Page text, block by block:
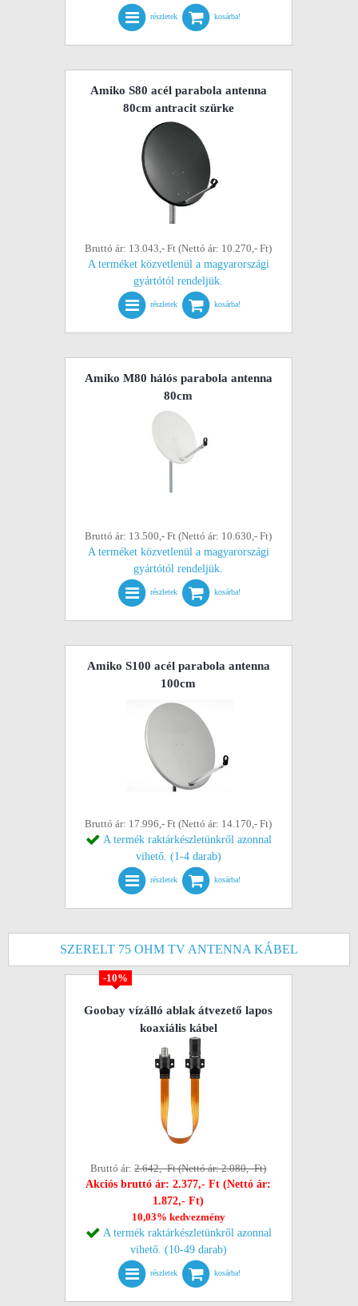
részletek kosárba!
Amiko S80 acél parabola antenna
80cm antracit szürke
Bruttó ár: 13.043,- Ft (Nettó ár: 10.270,- Ft)
A terméket közvetlenül a magyarországi
gyártótól rendeljük.
részletek kosárba!
Amiko M80 hálós parabola antenna
80cm
Bruttó ár: 13.500,- Ft (Nettó ár: 10.630,- Ft)
A terméket közvetlenül a magyarországi
gyártótól rendeljük.
részletek kosárba!
Amiko S100 acél parabola antenna
100cm
Bruttó ár: 17.996,- Ft (Nettó ár: 14.170,- Ft)
A termék raktárkészletünkről azonnal
vihető. (1-4 darab)
részletek kosárba!
SZERELT 75 OHM TV ANTENNA KÁBEL
-10%
Goobay vízálló ablak átvezető lapos
koaxiális kábel
Bruttó ár:2.642,- Ft (Nettó ár: 2.080,- Ft)
Akciós bruttó ár: 2.377,- Ft (Nettó ár:
1.872,- Ft)
10,03% kedvezmény
A termék raktárkészletünkről azonnal
vihető. (10-49 darab)
részletek kosárba!